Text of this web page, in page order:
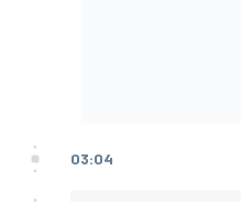
03:04